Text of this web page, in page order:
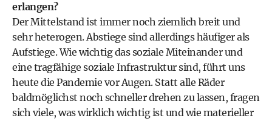
erlangen?
Der Mittelstand ist immer noch ziemlich breit und
sehr heterogen. Abstiege sind allerdings häufiger als
Aufstiege. Wie wichtig das soziale Miteinander und
eine tragfähige soziale Infrastruktur sind, führt uns
heute die Pandemie vor Augen. Statt alle Räder
baldmöglichst noch schneller drehen zu lassen, fragen
sich viele, was wirklich wichtig ist und wie materieller